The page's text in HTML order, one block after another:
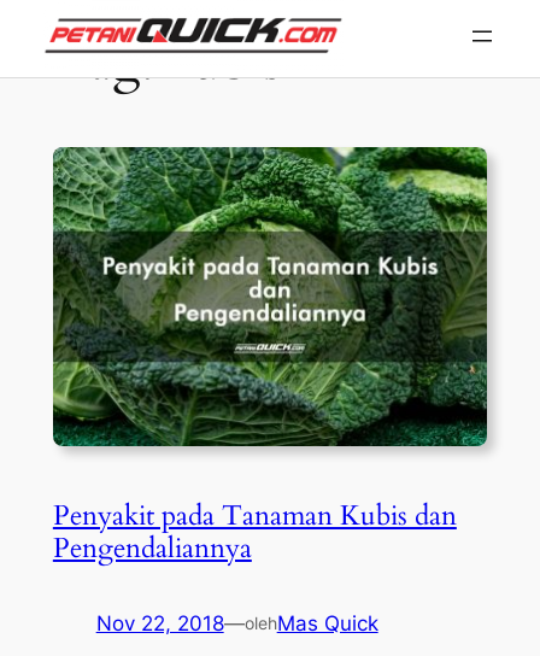
Tag:kubis
Penyakit pada Tanaman Kubis dan
Pengendaliannya
Nov 22, 2018—olehMas Quick